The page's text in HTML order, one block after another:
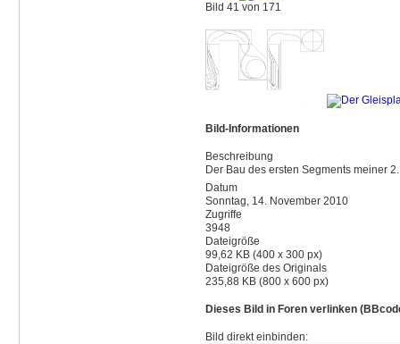
Bild 41 von 171
Bild-Informationen
Beschreibung
Der Bau des ersten Segments meiner
Datum
Sonntag, 14. November 2010
Zugriffe
3948
Dateigröße
99,62 KB (400 x 300 px)
Dateigröße des Originals
235,88 KB (800 x 600 px)
Dieses Bild in Foren verlinken
Bild direkt einbinden: